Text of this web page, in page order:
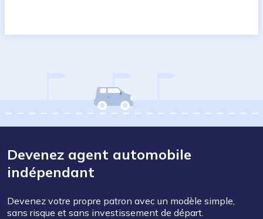
Devenez agent automobile
indépendant
Devenez votre propre patron avec un modèle simple,
sans risque et sans investissement de départ.